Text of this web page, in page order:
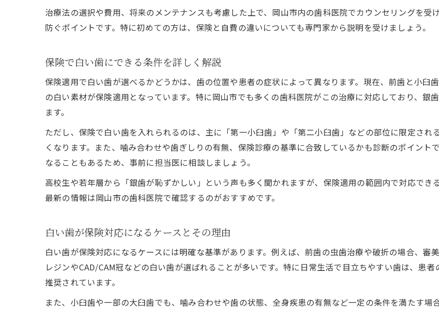
口コミで評判の岡山市の保険対応歯科の特徴
保険適用の白い歯が人気な理由とその実際
白い歯治療で注目のハイブリッドセラミックとは
保険対応の白い歯とハイブリッドセラミック比較
白い歯の見た目と保険での限界を知ろう
保険適用の白い歯と自費治療の選び方のコツ
費用や治療法の疑問は白い歯の選び方で解消
白い歯を保険で選ぶ際の費用相場を解説
保険適用の白い歯の費用と実際の負担額
白い歯治療の費用や選び方の疑問を解消しよう
納得できる白い歯への近道をこの一記事で
理想の白い歯を保険で実現するための手順
治療法の選択や費用、将来のメンテナンスも考慮した上で、岡山市内の歯科医院でカウンセリングを受
防ぐポイントです。特に初めての方は、保険と自費の違いについても専門家から説明を受けましょう。
保険で白い歯にできる条件を詳しく解説
保険適用で白い歯が選べるかどうかは、歯の位置や患者の症状によって異なります。現在、前歯と小臼
の白い素材が保険適用となっています。特に岡山市でも多くの歯科医院がこの治療に対応しており、銀
ます。
ただし、保険で白い歯を入れられるのは、主に「第一小臼歯」や「第二小臼歯」などの部位に限定さ
くなります。また、噛み合わせや歯ぎしりの有無、保険診療の基準に合致しているかも診断のポイント
なることもあるため、事前に担当医に相談しましょう。
高校生や若年層から「銀歯が恥ずかしい」という声も多く聞かれますが、保険適用の範囲内で対応でき
最新の情報は岡山市の歯科医院で確認するのがおすすめです。
白い歯が保険対応になるケースとその理由
白い歯が保険対応になるケースには明確な基準があります。例えば、前歯の虫歯治療や破折の場合、審
レジンやCAD/CAM冠などの白い歯が選ばれることが多いです。特に日常生活で目立ちやすい歯は、患
推奨されています。
また、小臼歯や一部の大臼歯でも、噛み合わせや歯の状態、全身疾患の有無など一定の条件を満たす場